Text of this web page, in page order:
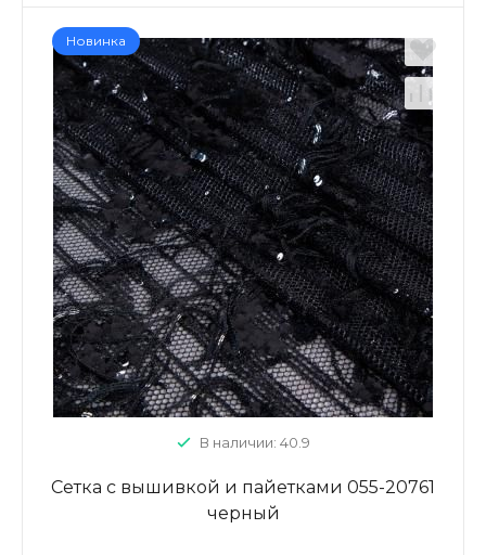
Новинка
В наличии: 40.9
Сетка с вышивкой и пайетками 055-20761
черный